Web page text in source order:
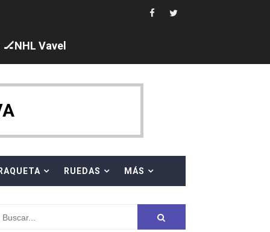
en plataforma. 5 orazos para Chiara Pellacani,
al equipo neutral ruso, llevándose 8 medallas, seis para
🏒NHL Vavel
RAQUETA RUEDAS MÁS